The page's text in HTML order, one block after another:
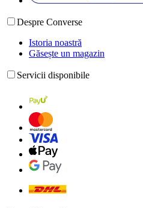
Despre Converse
Istoria noastră
Găsește un magazin
Servicii disponibile